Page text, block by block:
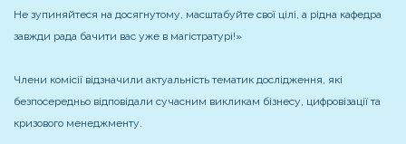
Не зупиняйтеся на досягнутому, масштабуйте свої цілі, а рідна кафедра
завжди рада бачити вас уже в магістратурі!»
Члени комісії відзначили актуальність тематик дослідження, які
безпосередньо відповідали сучасним викликам бізнесу, цифровізації та
кризового менеджменту.